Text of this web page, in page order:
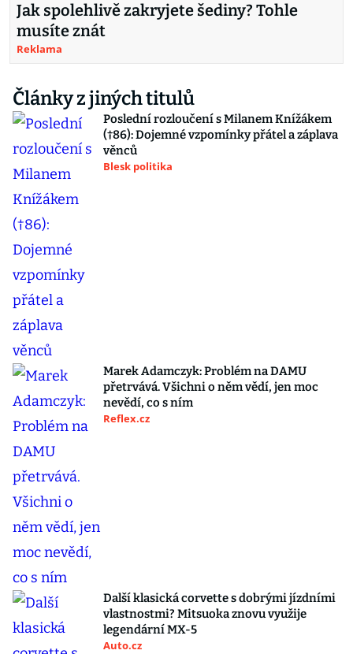
Jak spolehlivě zakryjete šediny? Tohle
musíte znát
Reklama
Články z jiných titulů
Poslední rozloučení s Milanem Knížákem
(†86): Dojemné vzpomínky přátel a záplava
věnců
Blesk politika
Marek Adamczyk: Problém na DAMU
přetrvává. Všichni o něm vědí, jen moc
nevědí, co s ním
Reflex.cz
Další klasická corvette s dobrými jízdními
vlastnostmi? Mitsuoka znovu využije
legendární MX-5
Auto.cz